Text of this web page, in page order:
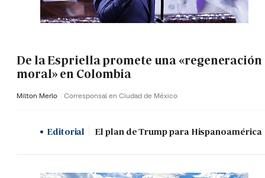
De la Espriella promete una «regeneración
moral» en Colombia
Milton Merlo Corresponsal en Ciudad de México
Editorial El plan de Trump para Hispanoamérica